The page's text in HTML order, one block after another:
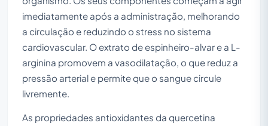
imediatamente após a administração, melhorando
a circulação e reduzindo o stress no sistema
cardiovascular. O extrato de espinheiro-alvar e a L-
arginina promovem a vasodilatação, o que reduz a
pressão arterial e permite que o sangue circule
livremente.
As propriedades antioxidantes da quercetina